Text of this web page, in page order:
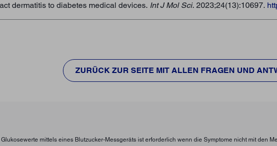
dermatitis to diabetes medical devices. Int J Mol Sci. 2023;24(13):10697.
ZURÜCK ZUR SEITE MIT ALLEN FRAGEN UND
mittels eines Blutzucker-Messgeräts ist erforderlich wenn die Symptome nicht mit den